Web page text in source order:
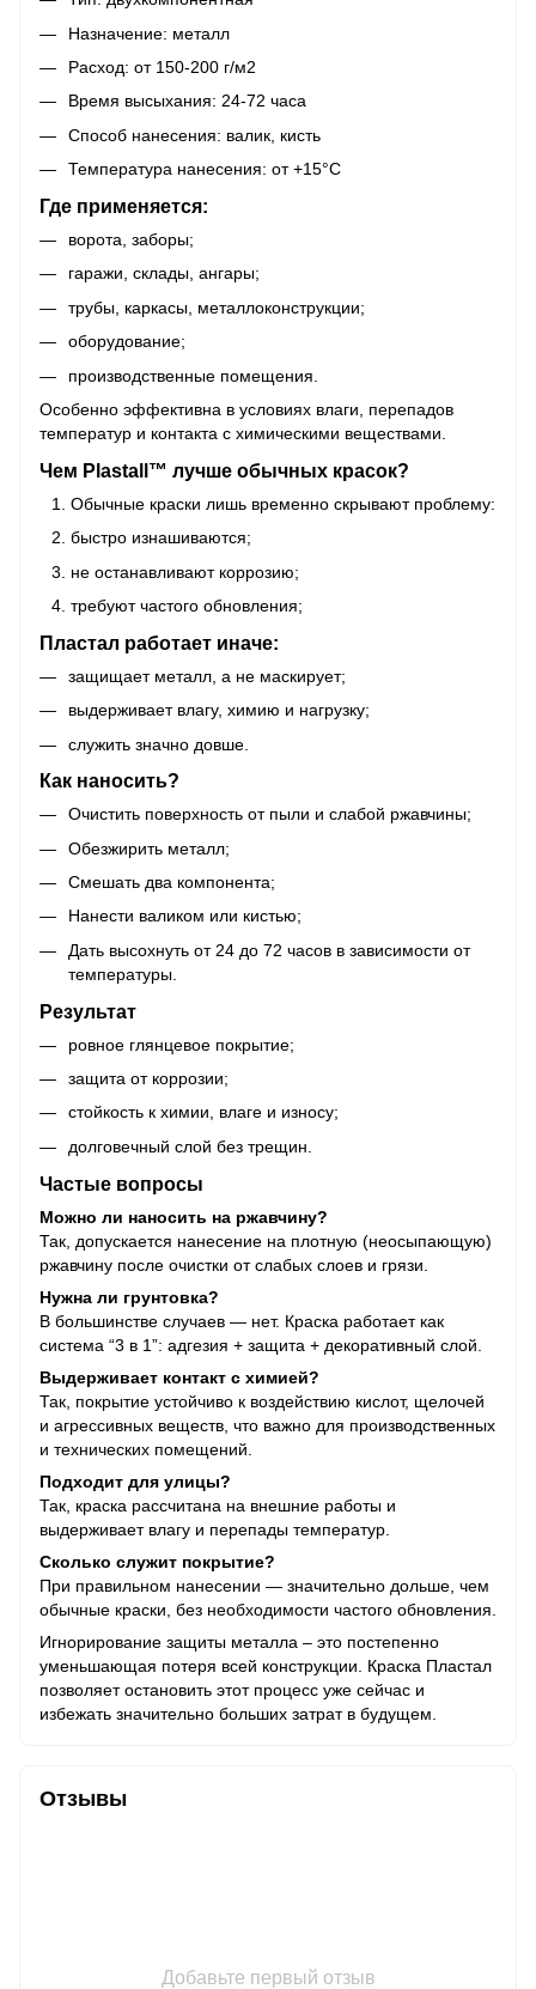
Назначение: металл
Расход: от 150-200 г/м2
Время высыхания: 24-72 часа
Способ нанесения: валик, кисть
Температура нанесения: от +15°C
Где применяется:
ворота, заборы;
гаражи, склады, ангары;
трубы, каркасы, металлоконструкции;
оборудование;
производственные помещения.
Особенно эффективна в условиях влаги, перепадов
температур и контакта с химическими веществами.
Чем Plastall™ лучше обычных красок?
Обычные краски лишь временно скрывают проблему:
быстро изнашиваются;
не останавливают коррозию;
требуют частого обновления;
Пластал работает иначе:
защищает металл, а не маскирует;
выдерживает влагу, химию и нагрузку;
служить значно довше.
Как наносить?
Очистить поверхность от пыли и слабой ржавчины;
Обезжирить металл;
Смешать два компонента;
Нанести валиком или кистью;
Дать высохнуть от 24 до 72 часов в зависимости от
температуры.
Результат
ровное глянцевое покрытие;
защита от коррозии;
стойкость к химии, влаге и износу;
долговечный слой без трещин.
Частые вопросы
Можно ли наносить на ржавчину?
Так, допускается нанесение на плотную (неосыпающую)
ржавчину после очистки от слабых слоев и грязи.
Нужна ли грунтовка?
В большинстве случаев — нет. Краска работает как
система “3 в 1”: адгезия + защита + декоративный слой.
Выдерживает контакт с химией?
Так, покрытие устойчиво к воздействию кислот, щелочей
и агрессивных веществ, что важно для производственных
и технических помещений.
Подходит для улицы?
Так, краска рассчитана на внешние работы и
выдерживает влагу и перепады температур.
Сколько служит покрытие?
При правильном нанесении — значительно дольше, чем
обычные краски, без необходимости частого обновления.
Игнорирование защиты металла – это постепенно
уменьшающая потеря всей конструкции. Краска Пластал
позволяет остановить этот процесс уже сейчас и
избежать значительно больших затрат в будущем.
Отзывы
Добавьте первый отзыв